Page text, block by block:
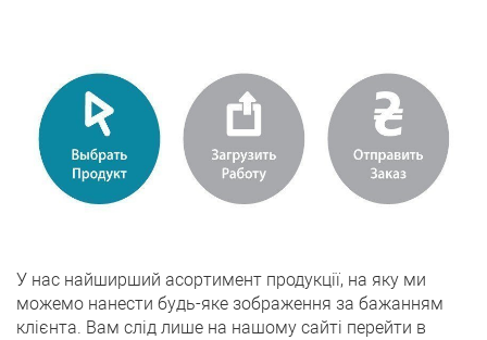
У нас найширший асортимент продукції, на яку ми
можемо нанести будь-яке зображення за бажанням
клієнта. Вам слід лише на нашому сайті перейти в